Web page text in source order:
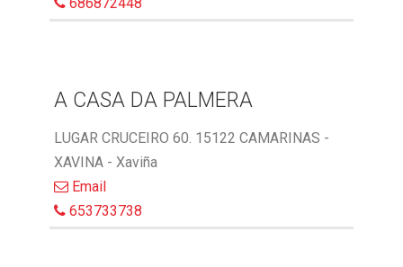
A CASA DA PALMERA
LUGAR CRUCEIRO 60. 15122 CAMARINAS -
XAVINA - Xaviña
Email
653733738